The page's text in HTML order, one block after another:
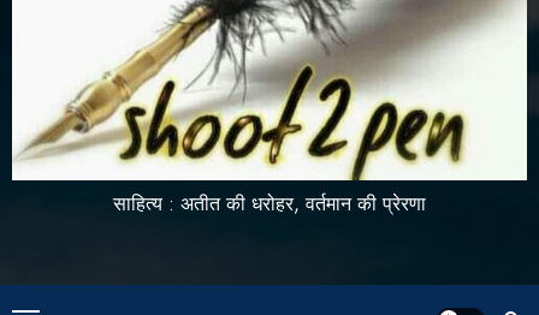
साहित्य : अतीत की धरोहर, वर्तमान की प्रेरणा